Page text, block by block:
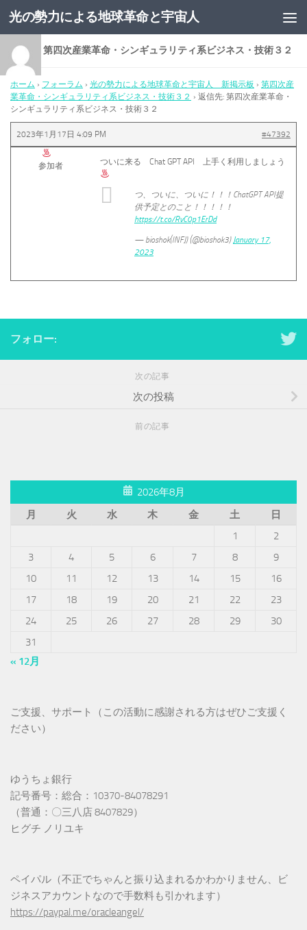
コンテンツへスキップ
光の勢力による地球革命と宇宙人
返信先: 第四次産業革命・シンギュラリティ系ビジネス・技術３２
ホーム › フォーラム › 光の勢力による地球革命と宇宙人 新掲示板 › 第四次産
業革命・シンギュラリティ系ビジネス・技術３２ › 返信先: 第四次産業革命・
シンギュラリティ系ビジネス・技術３２
2023年1月17日 4:09 PM #47392
参加者 ついに来る Chat GPT API 上手く利用しましょう
つ、ついに、ついに！！！ChatGPT API提
供予定とのこと！！！！！
https://t.co/RvC0p1ErDd
— bioshok(INFJ) (@bioshok3) January 17,
2023
フォロー:
次の記事
次の投稿
前の記事
2026年8月
月
火 水 木 金 土
日
1
2
3
4 5 6 7 8
9
10
11 12 13 14 15
16
17
18 19 20 21 22
23
24
25 26 27 28 29
30
31
« 12月
ご支援、サポート（この活動に感謝される方はぜひご支援く
ださい）
ゆうちょ銀行
記号番号：総合：10370-84078291
（普通：〇三八店 8407829）
ヒグチ ノリユキ
ペイパル（不正でちゃんと振り込まれるかわかりません、ビ
ジネスアカウントなので手数料も引かれます）
https://paypal.me/oracleangel/